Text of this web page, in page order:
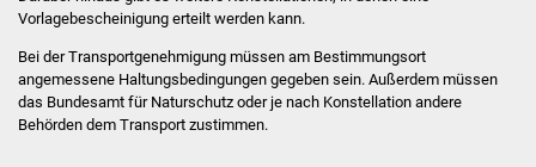
Lokale Agenda
Vorlagebescheinigung erteilt werden kann.
Bei der Transportgenehmigung müssen am Bestimmungsort
angemessene Haltungsbedingungen gegeben sein. Außerdem müssen
das Bundesamt für Naturschutz oder je nach Konstellation andere
Behörden dem Transport zustimmen.